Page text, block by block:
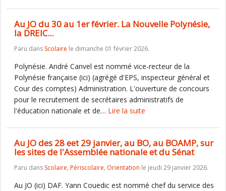
Au JO du 30 au 1er février. La Nouvelle Polynésie,
la DREIC...
Paru dans Scolaire le dimanche 01 février 2026.
Polynésie. André Canvel est nommé vice-recteur de la
Polynésie française (ici) (agrégé d'EPS, inspecteur général et
Cour des comptes) Administration. L'ouverture de concours
pour le recrutement de secrétaires administratifs de
l'éducation nationale et de… Lire la suite
Au JO des 28 eet 29 janvier, au BO, au BOAMP, sur
les sites de l'Assemblée nationale et du Sénat
Paru dans Scolaire, Périscolaire, Orientation le jeudi 29 janvier 2026.
Au JO (ici) DAF. Yann Couedic est nommé chef du service des